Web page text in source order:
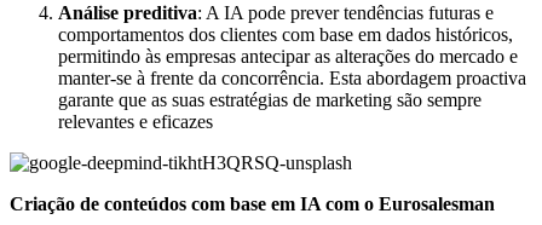
Análise preditiva: A IA pode prever tendências futuras e
comportamentos dos clientes com base em dados históricos,
permitindo às empresas antecipar as alterações do mercado e
manter-se à frente da concorrência. Esta abordagem proactiva
garante que as suas estratégias de marketing são sempre
relevantes e eficazes
Criação de conteúdos com base em IA com o Eurosalesman